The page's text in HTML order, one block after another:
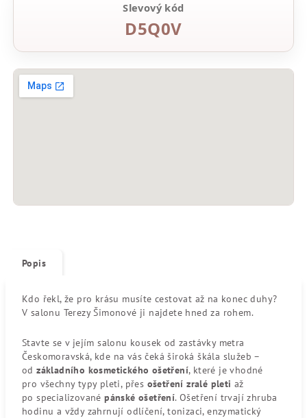
Slevový kód
D5Q0V
Popis
Kdo řekl, že pro krásu musíte cestovat až na konec duhy?
V salonu Terezy Šimonové ji najdete hned za rohem.
Stavte se v jejím salonu kousek od zastávky metra
Českomoravská, kde na vás čeká široká škála služeb –
odzákladního kosmetického ošetření, které je vhodné
pro všechny typy pleti, přes ošetření zralé pleti až
po specializovanépánské ošetření. Ošetření trvají zhruba
hodinu a vždy zahrnují odlíčení, tonizaci, enzymatický